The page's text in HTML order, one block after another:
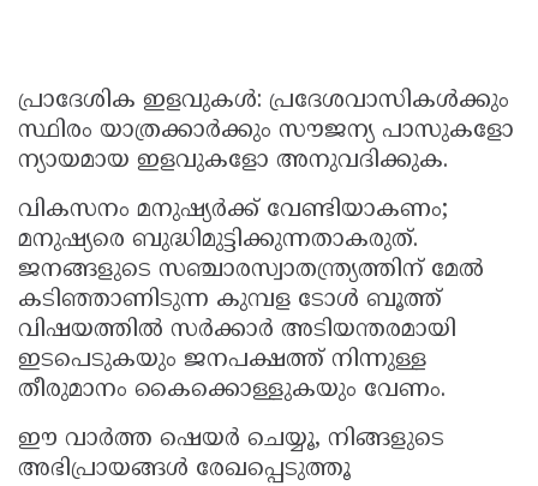
പ്രാദേശിക ഇളവുകൾ: പ്രദേശവാസികൾക്കും
സ്ഥിരം യാത്രക്കാർക്കും സൗജന്യ പാസുകളോ
ന്യായമായ ഇളവുകളോ അനുവദിക്കുക.
വികസനം മനുഷ്യർക്ക് വേണ്ടിയാകണം;
മനുഷ്യരെ ബുദ്ധിമുട്ടിക്കുന്നതാകരുത്.
ജനങ്ങളുടെ സഞ്ചാരസ്വാതന്ത്ര്യത്തിന് മേൽ
കടിഞ്ഞാണിടുന്ന കുമ്പള ടോൾ ബൂത്ത്
വിഷയത്തിൽ സർക്കാർ അടിയന്തരമായി
ഇടപെടുകയും ജനപക്ഷത്ത് നിന്നുള്ള
തീരുമാനം കൈക്കൊള്ളുകയും വേണം.
ഈ വാർത്ത ഷെയർ ചെയ്യൂ, നിങ്ങളുടെ
അഭിപ്രായങ്ങൾ രേഖപ്പെടുത്തൂ